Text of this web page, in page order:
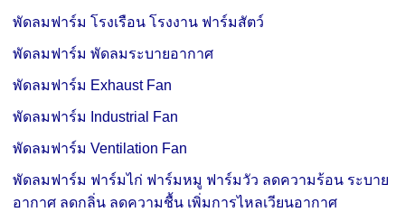
พัดลมฟาร์ม โรงเรือนโรงงาน ฟาร์มสัตว์
พัดลมฟาร์ม พัดลมระบายอากาศ
พัดลมฟาร์ม Exhaust Fan
พัดลมฟาร์ม Industrial Fan
พัดลมฟาร์ม Ventilation Fan
พัดลมฟาร์ม ฟาร์มไก่ ฟาร์มหมู ฟาร์มวัว ลดความร้อน ระบาย
อากาศ ลดกลิ่น ลดความชื้น เพิ่มการไหลเวียนอากาศ